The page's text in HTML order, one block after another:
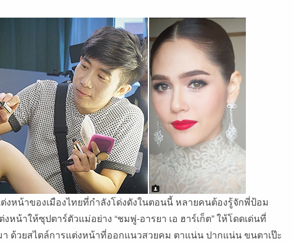
าของเมืองไทยที่กำลังโด่งดังในตอนนี้ หลายคนต้องรู้จักพี่ป้อม
หน้าให้ซุปตาร์ตัวแม่อย่าง “ชมพู่-อารยา เอ ฮาร์เก็ต” ให้โดดเด่นที่
ด้วยสไตล์การแต่งหน้าที่ออกแนวสวยคม ตาแน่น ปากแน่น ขนตาเป๊ะ